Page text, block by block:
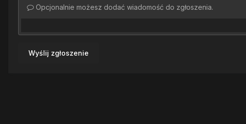
Opcjonalnie możesz dodać wiadomość do zgłoszenia.
Wyślij zgłoszenie